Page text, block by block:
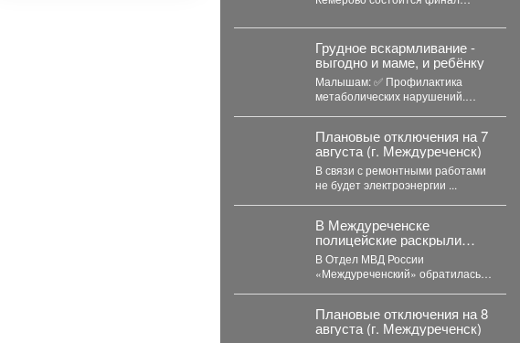
физкультурно-патриотический
фестиваль «Равнение на...
Грудное вскармливание -
выгодно и маме, и ребёнку
Малышам: ✅ Профилактика
метаболических нарушений.
Плановые отключения на 7
августа (г. Междуреченск)
В связи с ремонтными работами
не будет электроэнергии ...
В Междуреченске
полицейские раскрыли
кражу велосипеда
В Отдел МВД России
«Междуреченский» обратилась
неизвестное лицо...
Плановые отключения на 8
августа (г. Междуреченск)